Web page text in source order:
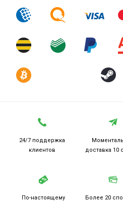
24/7 поддержка
клиентов
доставка 10
По-настоящему
Более 20